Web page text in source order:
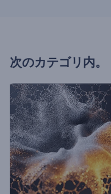
次のカテゴリ内。